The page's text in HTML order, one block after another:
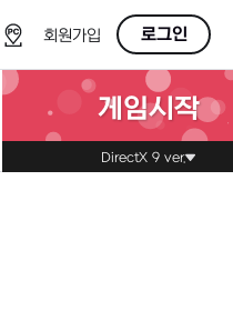
OFF회원가입 로그인
게임시작
DirectX 9 ver.